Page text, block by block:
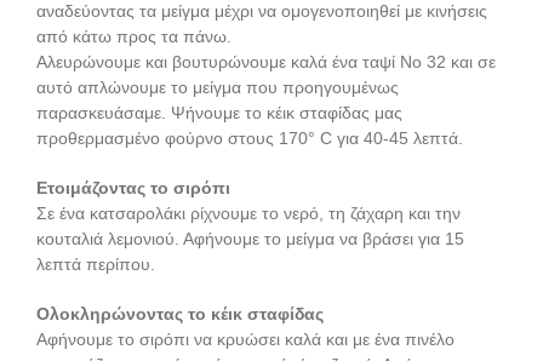
αναδεύοντας τα μείγμα μέχρι να ομογενοποιηθεί με κινήσεις
από κάτω προς τα πάνω.
Αλευρώνουμε και βουτυρώνουμε καλά ένα ταψί Νο 32 και σε
αυτό απλώνουμε το μείγμα που προηγουμένως
παρασκευάσαμε. Ψήνουμε το κέικ σταφίδας μας
προθερμασμένο φούρνο στους 170° C για 40-45 λεπτά.
Ετοιμάζοντας το σιρόπι
Σε ένα κατσαρολάκι ρίχνουμε το νερό, τη ζάχαρη και την
κουταλιά λεμονιού. Αφήνουμε το μείγμα να βράσει για 15
λεπτά περίπου.
Ολοκληρώνοντας το κέικ σταφίδας
Αφήνουμε το σιρόπι να κρυώσει καλά και με ένα πινέλο